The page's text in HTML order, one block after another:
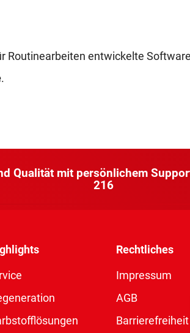
Routinearbeiten entwickelte
.
Qualität mit persönlichem
216
Rechtliches
Impressum
AGB
Barrierefreiheit